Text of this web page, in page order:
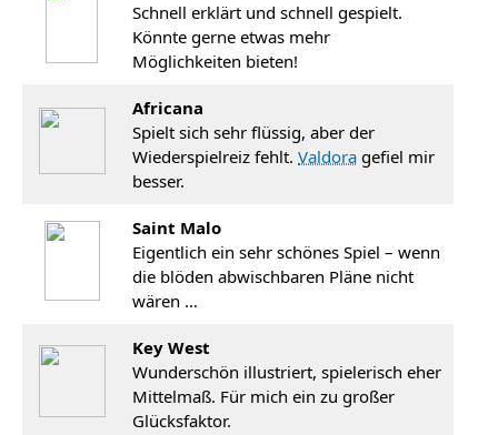
Schnell erklärt und schnell gespielt.
Könnte gerne etwas mehr
Möglichkeiten bieten!
Africana
Spielt sich sehr flüssig, aber der
Wiederspielreiz fehlt. Valdora gefiel mir
besser.
Saint Malo
Eigentlich ein sehr schönes Spiel – wenn
die blöden abwischbaren Pläne nicht
wären …
Key West
Wunderschön illustriert, spielerisch eher
Mittelmaß. Für mich ein zu großer
Glücksfaktor.